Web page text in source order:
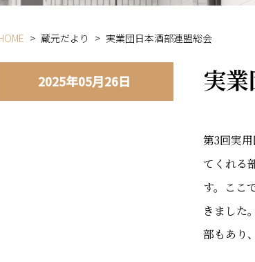
> 蔵元だより > 実業団日本酒部連盟総会
2025年05月26日 実
第3回実
てくれる
す。ここ
きました
部もあり